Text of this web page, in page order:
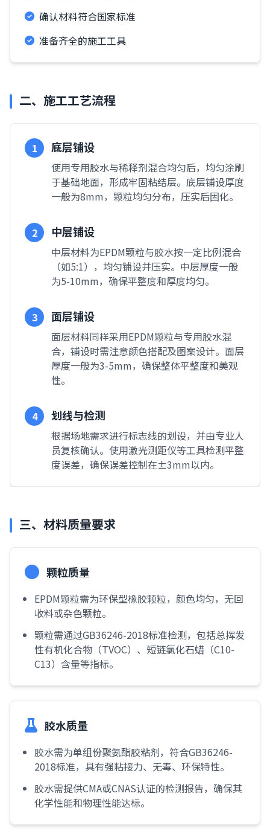
确认材料符合国家标准
准备齐全的施工工具
二、施工工艺流程
1 底层铺设
使用专用胶水与稀释剂混合均匀后，均匀涂刷
于基础地面，形成牢固粘结层。底层铺设厚度
一般为8mm，颗粒均匀分布，压实后固化。
2 中层铺设
中层材料为EPDM颗粒与胶水按一定比例混合
（如5:1），均匀铺设并压实。中层厚度一般
为5-10mm，确保平整度和厚度均匀。
3 面层铺设
面层材料同样采用EPDM颗粒与专用胶水混
合，铺设时需注意颜色搭配及图案设计。面层
厚度一般为3-5mm，确保整体平整度和美观
性。
4 划线与检测
根据场地需求进行标志线的划设，并由专业人
员复核确认。使用激光测距仪等工具检测平整
度误差，确保误差控制在±3mm以内。
三、材料质量要求
颗粒质量
EPDM颗粒需为环保型橡胶颗粒，颜色均匀，无回
收料或杂色颗粒。
颗粒需通过GB36246-2018标准检测，包括总挥发
性有机化合物（TVOC）、短链氯化石蜡（C10-
C13）含量等指标。
胶水质量
胶水需为单组份聚氨酯胶粘剂，符合GB36246-
2018标准，具有强粘接力、无毒、环保特性。
胶水需提供CMA或CNAS认证的检测报告，确保其
化学性能和物理性能达标。